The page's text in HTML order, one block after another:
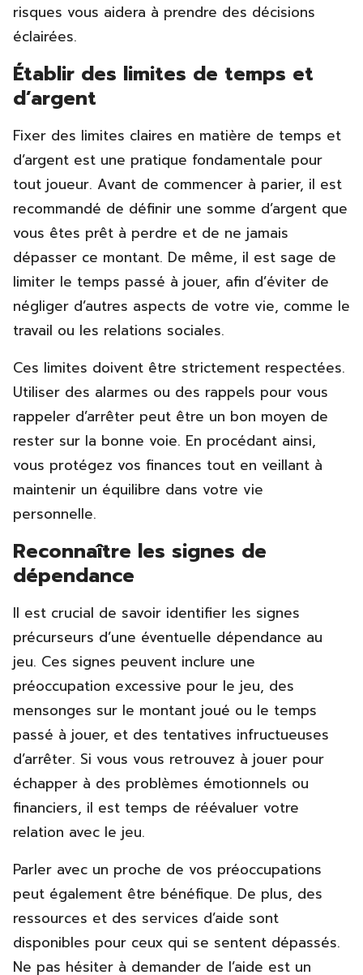
risques vous aidera à prendre des décisions
éclairées.
Établir des limites de temps et
d’argent
Fixer des limites claires en matière de temps et
d’argent est une pratique fondamentale pour
tout joueur. Avant de commencer à parier, il est
recommandé de définir une somme d’argent que
vous êtes prêt à perdre et de ne jamais
dépasser ce montant. De même, il est sage de
limiter le temps passé à jouer, afin d’éviter de
négliger d’autres aspects de votre vie, comme le
travail ou les relations sociales.
Ces limites doivent être strictement respectées.
Utiliser des alarmes ou des rappels pour vous
rappeler d’arrêter peut être un bon moyen de
rester sur la bonne voie. En procédant ainsi,
vous protégez vos finances tout en veillant à
maintenir un équilibre dans votre vie
personnelle.
Reconnaître les signes de
dépendance
Il est crucial de savoir identifier les signes
précurseurs d’une éventuelle dépendance au
jeu. Ces signes peuvent inclure une
préoccupation excessive pour le jeu, des
mensonges sur le montant joué ou le temps
passé à jouer, et des tentatives infructueuses
d’arrêter. Si vous vous retrouvez à jouer pour
échapper à des problèmes émotionnels ou
financiers, il est temps de réévaluer votre
relation avec le jeu.
Parler avec un proche de vos préoccupations
peut également être bénéfique. De plus, des
ressources et des services d’aide sont
disponibles pour ceux qui se sentent dépassés.
Ne pas hésiter à demander de l’aide est un